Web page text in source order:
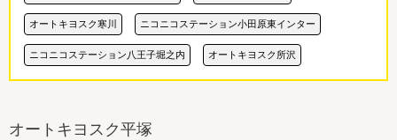
オートキヨスク寒川 ニコニコステーション小田原東インター
ニコニコステーション八王子堀之内 オートキヨスク所沢
オートキヨスク平塚